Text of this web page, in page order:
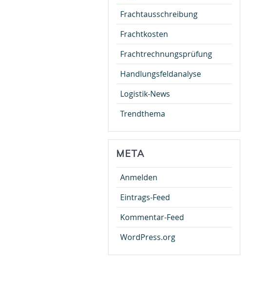
Frachtausschreibung
Frachtkosten
Frachtrechnungsprüfung
Handlungsfeldanalyse
Logistik-News
Trendthema
META
Anmelden
Eintrags-Feed
Kommentar-Feed
WordPress.org